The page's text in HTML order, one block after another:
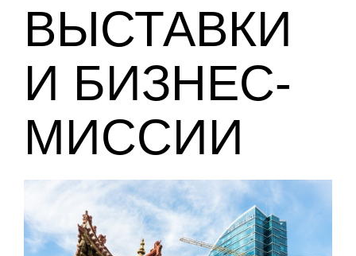
ВЫСТАВКИ
И БИЗНЕС-
МИССИИ